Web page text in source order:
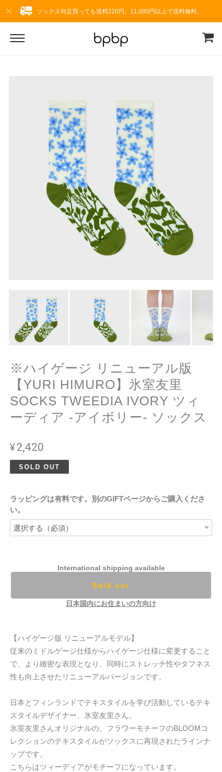
ソックス何足買っても送料220円。11,000円以上で送料無料。
※ハイゲージ リニューアル版
【YURI HIMURO】氷室友里
SOCKS TWEEDIA IVORY ツィ
ーディア -アイボリー- ソックス
¥2,420
SOLD OUT
ラッピングは有料です。別のGIFTページからご購入くださ
い。
International shipping available
Sold out
日本国内にお住まいの方向け
【ハイゲージ版 リニューアルモデル】
従来のミドルゲージ仕様からハイゲージ仕様に変更すること
で、より緻密な表現となり、同時にストレッチ性やタフネス
性も向上させたリニューアルバージョンです。
日本とフィンランドでテキスタイルを学び活動しているテキ
スタイルデザイナー、氷室友里さん。
氷室友里さんオリジナルの、フラワーモチーフのBLOOMコ
レクションのテキスタイルがソックスに再現されたラインナ
ップです。
こちらはツィーディアがモチーフになっています。